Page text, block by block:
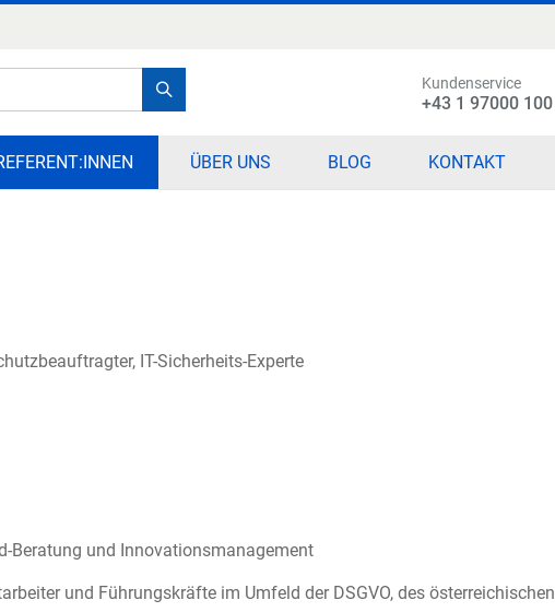
Kundenservice
+43 1 97000 100
ÜBER UNS BLOG KONTAKT
IT-Sicherheits-Experte
Beratung und Innovationsmanagement
und Führungskräfte im Umfeld der DSGVO, des österreichischen